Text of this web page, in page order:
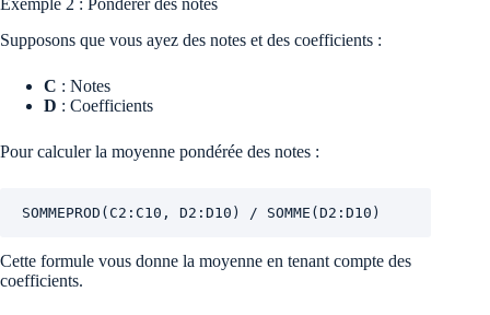
Exemple 2 : Pondérer des notes
Supposons que vous ayez des notes et des coefficients :
C : Notes
D : Coefficients
Pour calculer la moyenne pondérée des notes :
SOMMEPROD(C2:C10, D2:D10) / SOMME(D2:D10)
Cette formule vous donne la moyenne en tenant compte des
coefficients.